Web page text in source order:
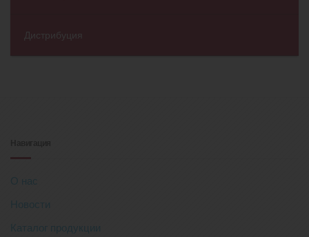
Дистрибуция